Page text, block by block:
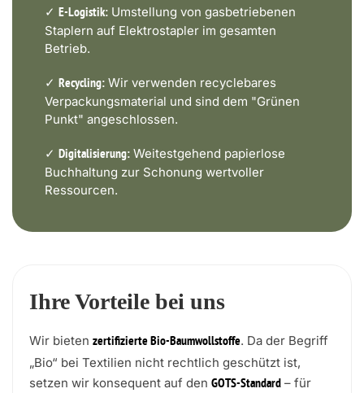
✓ E-Logistik: Umstellung von gasbetriebenen
Staplern auf Elektrostapler im gesamten
Betrieb.
✓ Recycling: Wir verwenden recyclebares
Verpackungsmaterial und sind dem "Grünen
Punkt" angeschlossen.
✓ Digitalisierung: Weitestgehend papierlose
Buchhaltung zur Schonung wertvoller
Ressourcen.
Ihre Vorteile bei uns
Wir bieten zertifizierte Bio-Baumwollstoffe. Da der Begriff
„Bio“ bei Textilien nicht rechtlich geschützt ist,
setzen wir konsequent auf den GOTS-Standard – für